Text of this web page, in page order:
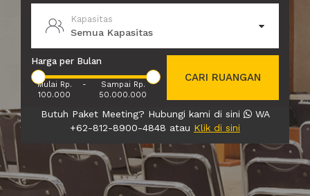
Kapasitas
Semua Kapasitas
Harga per Bulan
Mulai Rp.
100.000
-
Sampai Rp.
50.000.000
CARI RUANGAN
Butuh Paket Meeting? Hubungi kami di sini
WA
+62-812-8900-4848 atau Klik di sini